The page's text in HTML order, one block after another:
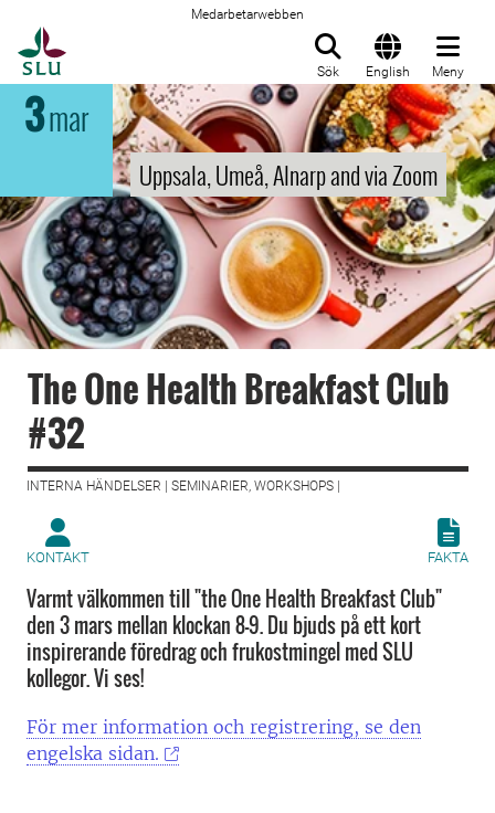
Medarbetarwebben
Sök English Meny
3mar
Uppsala, Umeå, Alnarp and via Zoom
The One Health Breakfast Club
#32
INTERNA HÄNDELSER | SEMINARIER, WORKSHOPS |
KONTAKT FAKTA
Varmt välkommen till "the One Health Breakfast Club"
den 3 mars mellan klockan 8-9. Du bjuds på ett kort
inspirerande föredrag och frukostmingel med SLU
kollegor. Vi ses!
För mer information och registrering, se den
engelska sidan.